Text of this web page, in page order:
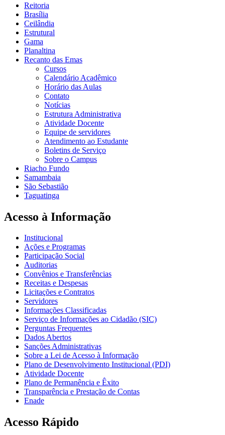
Reitoria
Brasília
Ceilândia
Estrutural
Gama
Planaltina
Recanto das Emas
Cursos
Calendário Acadêmico
Horário das Aulas
Contato
Notícias
Estrutura Administrativa
Atividade Docente
Equipe de servidores
Atendimento ao Estudante
Boletins de Serviço
Sobre o Campus
Riacho Fundo
Samambaia
São Sebastião
Taguatinga
Acesso à Informação
Institucional
Ações e Programas
Participação Social
Auditorias
Convênios e Transferências
Receitas e Despesas
Licitações e Contratos
Servidores
Informações Classificadas
Serviço de Informações ao Cidadão (SIC)
Perguntas Frequentes
Dados Abertos
Sanções Administrativas
Sobre a Lei de Acesso à Informação
Plano de Desenvolvimento Institucional (PDI)
Atividade Docente
Plano de Permanência e Êxito
Transparência e Prestação de Contas
Enade
Acesso Rápido